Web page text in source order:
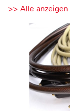
>> Alle anzeigen